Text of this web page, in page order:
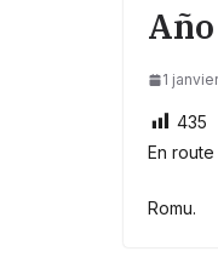
1
435
En
Romu.